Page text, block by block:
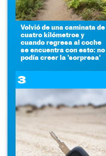
Volvió de una caminata de
cuatro kilómetros y
cuando regresa al coche
se encuentra con esto: no
podía creer la 'sorpresa'
3